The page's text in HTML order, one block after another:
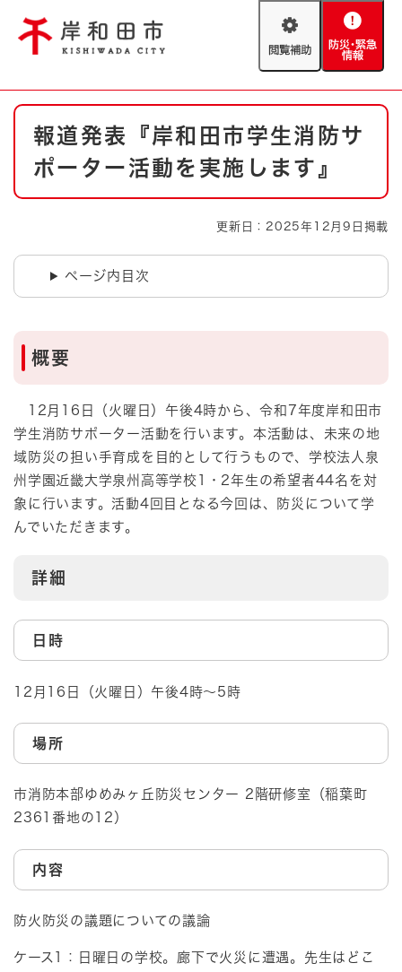
閲
助
防
緊
情
やさしい日本語
防災・緊急情報 救急・消防
ハザードマップ AED設置箇所
本
報道発表『岸和田市学生消防サ
ポーター活動を実施します』
更新日：2025年12月9日掲載
ページ内目次
概要​
12月16日（火曜日）午後4時から、令和7年度岸和田市
学生消防サポーター活動を行います。本活動は、未来の地
域防災の担い手育成を目的として行うもので、学校法人泉
州学園近畿大学泉州高等学校1・2年生の希望者44名を対
象に行います。活動4回目となる今回は、防災について学
んでいただきます。
詳細​​
日時
12月16日（火曜日）午後4時～5時
場所
市消防本部ゆめみヶ丘防災センター 2階研修室（稲葉町
2361番地の12）
内容
防火防災の議題についての議論
ケース1：日曜日の学校。廊下で火災に遭遇。先生はどこ